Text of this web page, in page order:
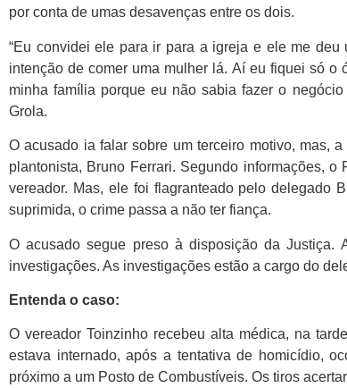
por conta de umas desavenças entre os dois.
“Eu convidei ele para ir para a igreja e ele me
intenção de comer uma mulher lá. Aí eu fiquei só
minha família porque eu não sabia fazer o
Grola.
O acusado ia falar sobre um terceiro motivo, mas,
plantonista, Bruno Ferrari. Segundo informações,
vereador. Mas, ele foi flagranteado pelo delegado
suprimida, o crime passa a não ter fiança.
O acusado segue preso à disposição da
investigações. As investigações estão a cargo do
Entenda o caso:
O vereador Toinzinho recebeu alta médica, na
estava internado, após a tentativa de homicídio,
próximo a um Posto de Combustíveis. Os tiros